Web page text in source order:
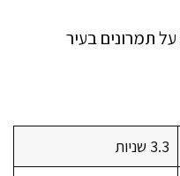
תמרונים בעיר
3.3 שניות